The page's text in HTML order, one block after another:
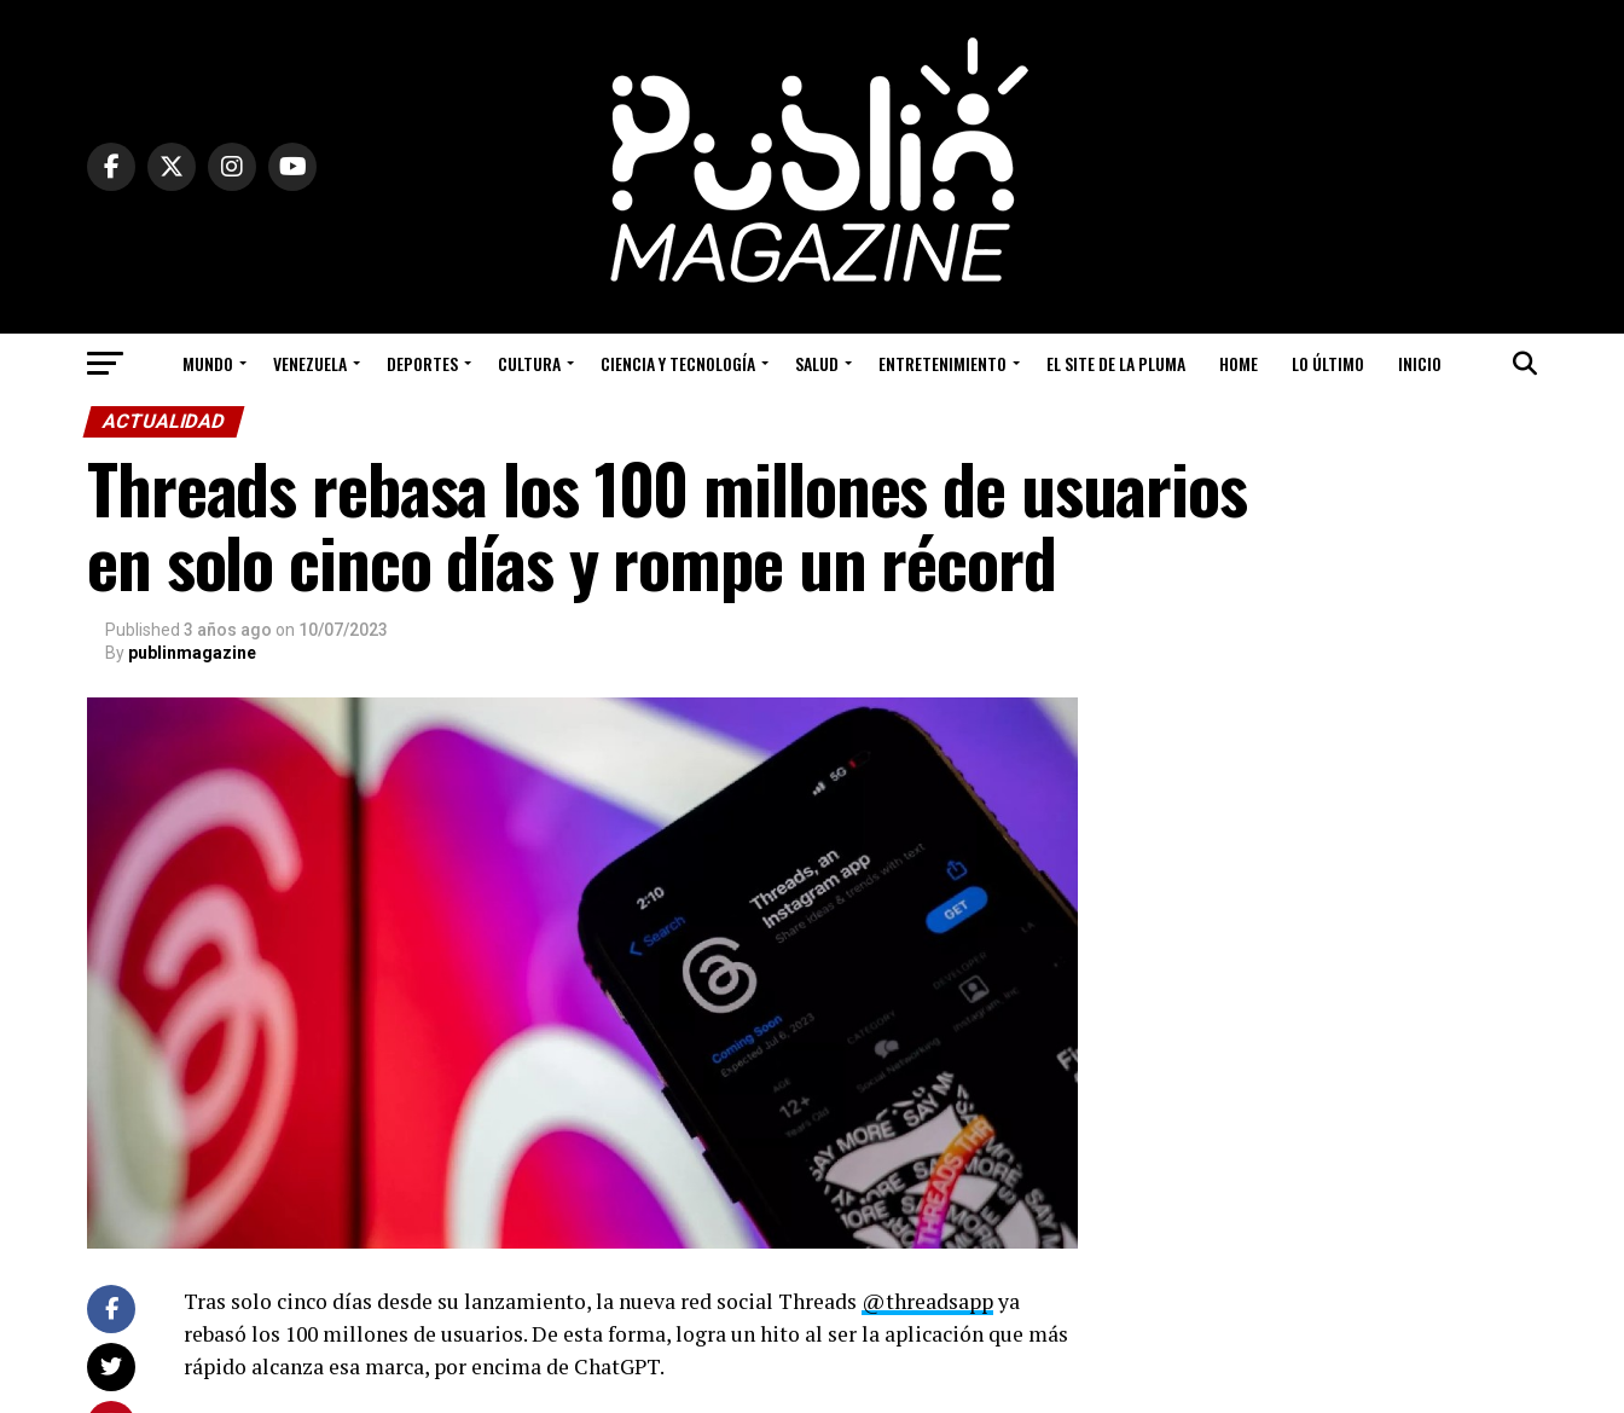
MUNDO VENEZUELA DEPORTES CULTURA CIENCIA Y TECNOLOGÍA SALUD ENTRETENIMIENTO EL SITE DE LA PLUMA HOME LO ÚLTIMO INICIO
ACTUALIDAD
Threads rebasa los 100 millones de usuarios
en solo cinco días y rompe un récord
Published 3 años ago on 10/07/2023
By publinmagazine
Tras solo cinco días desde su lanzamiento, la nueva red social Threads @threadsappya
rebasó los 100 millones de usuarios. De esta forma, logra un hito al ser la aplicación que más
rápido alcanza esa marca, por encima de ChatGPT.